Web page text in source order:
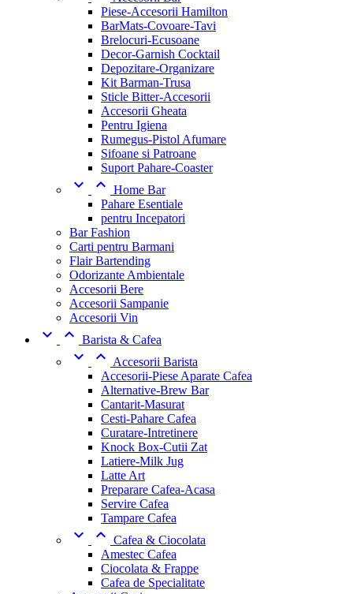
Piese-Accesorii Hamilton
BarMats-Covoare-Tavi
Brelocuri-Ecusoane
Decor-Garnish Cocktail
Depozitare-Organizare
Kit Barman-Trusa
Sticle Bitter-Accesorii
Accesorii Gheata
Pentru Igiena
Rumegus-Pistol Afumare
Sifoane si Patroane
Suport Pahare-Coaster
  Home Bar
Pahare Esentiale
pentru Incepatori
Bar Fashion
Carti pentru Barmani
Flair Bartending
Odorizante Ambientale
Accesorii Bere
Accesorii Sampanie
Accesorii Vin
  Barista & Cafea
  Accesorii Barista
Accesorii-Piese Aparate Cafea
Alternative-Brew Bar
Cantarit-Masurat
Cesti-Pahare Cafea
Curatare-Intretinere
Knock Box-Cutii Zat
Latiere-Milk Jug
Latte Art
Preparare Cafea-Acasa
Servire Cafea
Tampare Cafea
  Cafea & Ciocolata
Amestec Cafea
Ciocolata & Frappe
Cafea de Specialitate